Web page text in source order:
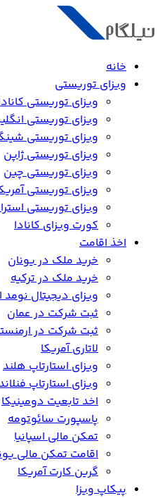
خانه
ویزای توریستی
ویزای توریستی
ویزای توریستی
ویزای توریستی
ویزای توریستی ژاپن
ویزای توریستی چین
ویزای توریستی
ویزای توریستی
کورت ویزای کانادا
اخذ اقامت
خرید ملک در یونان
خرید ملک در ترکیه
ویزای دیجیتال نومد
ثبت شرکت در عمان
ثبت شرکت در
لاتاری آمریکا
ویزای استارتاپ هلند
ویزای استارتاپ
اخد تابعیت دومینیکا
پاسپورت سائوتومه
تمکن مالی اسپانیا
اقامت تمکن مالی
گرین کارت آمریکا
پیکاپ ویزا